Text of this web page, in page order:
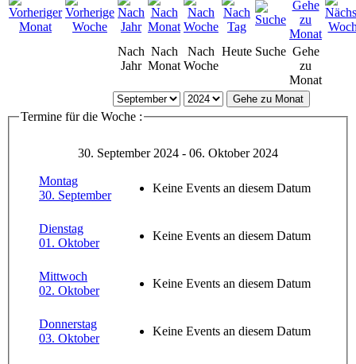
Nach
Jahr
Nach
Monat
Nach
Woche
Heute Suche Gehe
zu
Monat
Gehe zu Monat
Termine für die Woche :
30. September 2024 - 06. Oktober 2024
Montag
30. September
Keine Events an diesem Datum
Dienstag
01. Oktober
Keine Events an diesem Datum
Mittwoch
02. Oktober
Keine Events an diesem Datum
Donnerstag
03. Oktober
Keine Events an diesem Datum